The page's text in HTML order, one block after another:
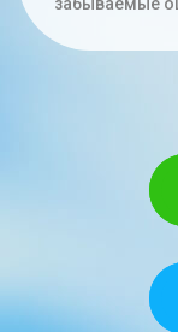
час. Меньше
забываемые
Спасибо,что